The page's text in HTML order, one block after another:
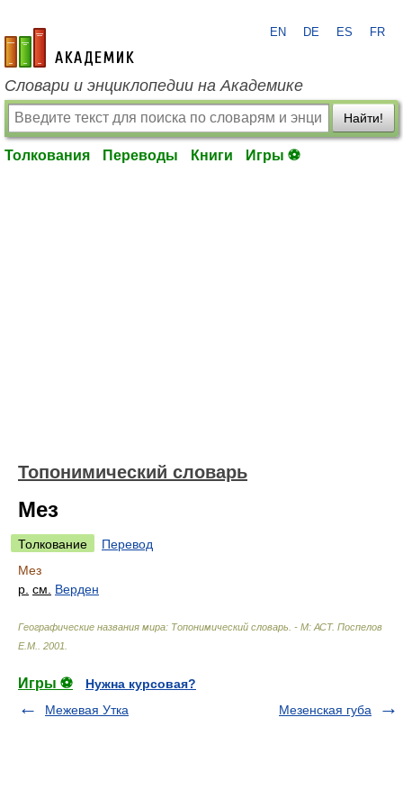
academic.ru
EN DE ES FR
Словари и энциклопедии на Академике
Найти!
Толкования Переводы Книги Игры ⚽
Топонимический словарь
Мез
Толкование
Перевод
Мез
р. см. Верден
Географические названия мира: Топонимический словарь. - М: АСТ. Поспелов
Е.М.
2001
Игры ⚽
Нужна курсовая?
Межевая Утка
Мезенская губа